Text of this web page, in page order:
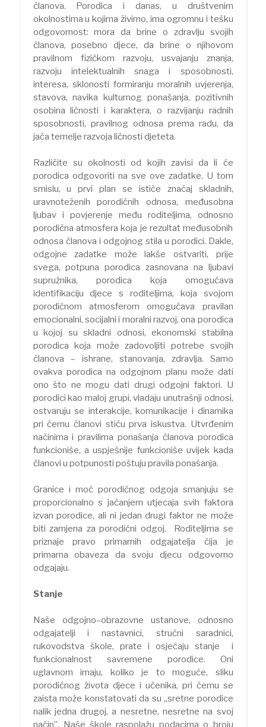
članova. Porodica i danas, u društvenim
okolnostima u kojima živimo, ima ogromnu i tešku
odgovornost: mora da brine o zdravlju svojih
članova, posebno djece, da brine o njihovom
pravilnom fizičkom razvoju, usvajanju znanja,
razvoju intelektualnih snaga i sposobnosti,
interesa, sklonosti formiranju moralnih uvjerenja,
stavova, navika kulturnog ponašanja, pozitivnih
osobina ličnosti i karaktera, o razvijanju radnih
sposobnosti, pravilnog odnosa prema radu, da
jača temelje razvoja ličnosti djeteta.
Različite su okolnosti od kojih zavisi da li će
porodica odgovoriti na sve ove zadatke. U tom
smislu, u prvi plan se ističe značaj skladnih,
uravnoteženih porodičnih odnosa, međusobna
ljubav i povjerenje među roditeljima, odnosno
porodična atmosfera koja je rezultat međusobnih
odnosa članova i odgojnog stila u porodici. Dakle,
odgojne zadatke može lakše ostvariti, prije
svega, potpuna porodica zasnovana na ljubavi
supružnika, porodica koja omogućava
identifikaciju djece s roditeljima, koja svojom
porodičnom atmosferom omogućava pravilan
emocionalni, socijalni i moralni razvoj, ona porodica
u kojoj su skladni odnosi, ekonomski stabilna
porodica koja može zadovoljiti potrebe svojih
članova – ishrane, stanovanja, zdravlja. Samo
ovakva porodica na odgojnom planu može dati
ono što ne mogu dati drugi odgojni faktori. U
porodici kao maloj grupi, vladaju unutrašnji odnosi,
ostvaruju se interakcije, komunikacije i dinamika
pri čemu članovi stiču prva iskustva. Utvrđenim
načinima i pravilima ponašanja članova porodica
funkcioniše, a uspješnije funkcioniše uvijek kada
članovi u potpunosti poštuju pravila ponašanja.
Granice i moć porodičnog odgoja smanjuju se
proporcionalno s jačanjem utjecaja svih faktora
izvan porodice, ali ni jedan drugi faktor ne može
biti zamjena za porodični odgoj. Roditeljima se
priznaje pravo primarnih odgajatelja čija je
primarna obaveza da svoju djecu odgovorno
odgajaju.
Stanje
Naše odgojno–obrazovne ustanove, odnosno
odgajatelji i nastavnici, stručni saradnici,
rukovodstva škole, prate i osjećaju stanje i
funkcionalnost savremene porodice. Oni
uglavnom imaju, koliko je to moguće, sliku
porodičnog života djece i učenika, pri čemu se
zaista može konstatovati da su „sretne porodice
nalik jedna drugoj, a nesretne, nesretne na svoj
način”. Naše škole raspolažu podacima o broju